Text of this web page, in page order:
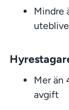
Mindre
Mer än
avgift